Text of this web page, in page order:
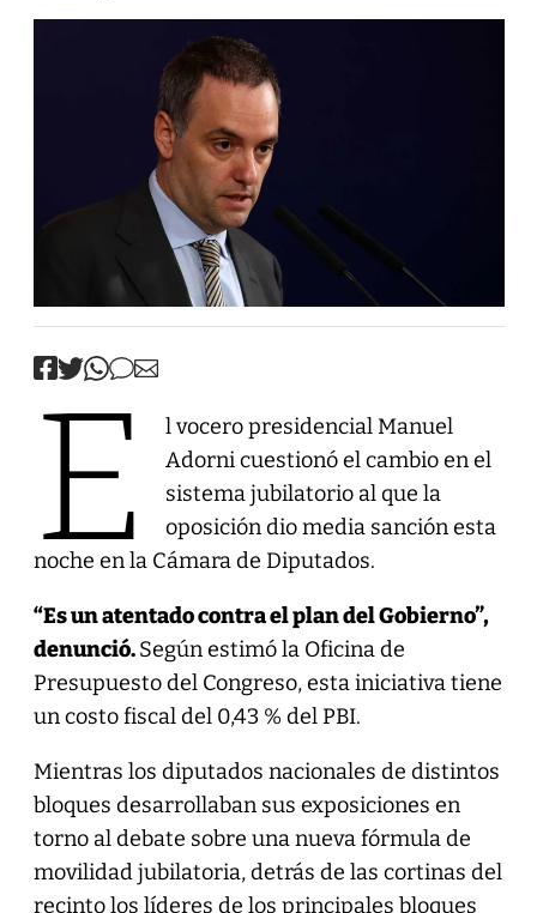
E
l vocero presidencial Manuel
Adorni cuestionó el cambio en el
sistema jubilatorio al que la
oposición dio media sanción esta
noche en la Cámara de Diputados.
“Es un atentado contra el plan del Gobierno”,
denunció.Según estimó la Oficina de
Presupuesto del Congreso, esta iniciativa tiene
un costo fiscal del 0,43 % del PBI.
Mientras los diputados nacionales de distintos
bloques desarrollaban sus exposiciones en
torno al debate sobre una nueva fórmula de
movilidad jubilatoria, detrás de las cortinas del
recinto los líderes de los principales bloques